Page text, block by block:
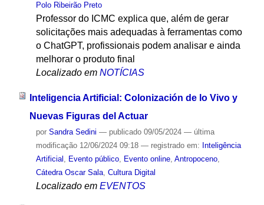
Polo Ribeirão Preto
Professor do ICMC explica que, além de gerar
solicitações mais adequadas à ferramentas como
o ChatGPT, profissionais podem analisar e ainda
melhorar o produto final
Localizado em NOTÍCIAS
Inteligencia Artificial: Colonización de lo Vivo y
Nuevas Figuras del Actuar
por Sandra Sedini — publicado09/05/2024 — última
modificação12/06/2024 09:18 — registrado em: Inteligência
Artificial
Evento público, Evento online, Antropoceno,
Cátedra Oscar Sala, Cultura Digital
Localizado em EVENTOS